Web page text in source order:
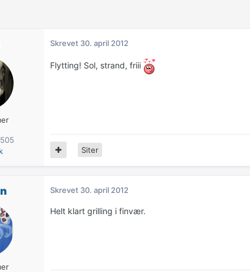
Skrevet 30. april 2012
Flytting! Sol, strand, friii
Siter
Skrevet 30. april 2012
Helt klart grilling i finvær.